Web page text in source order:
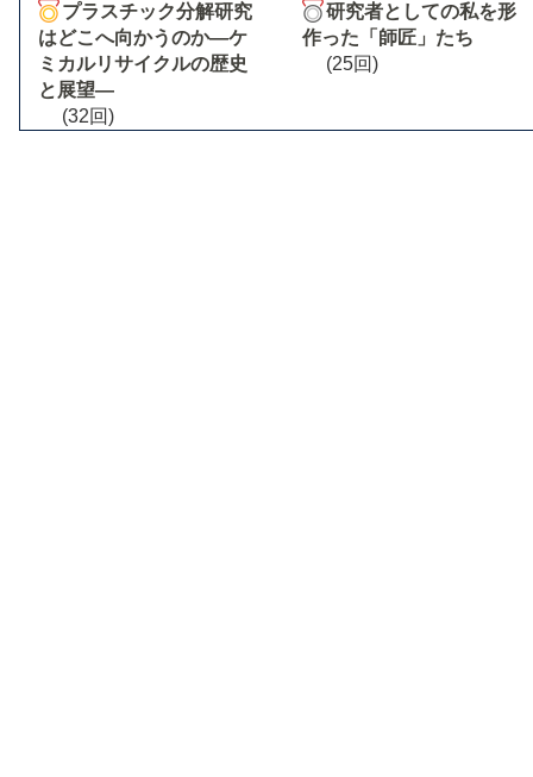
プラスチック分解研究
はどこへ向かうのか―ケ
ミカルリサイクルの歴史
と展望―
(32回)
研究者としての私を形
作った「師匠」たち
(25回)